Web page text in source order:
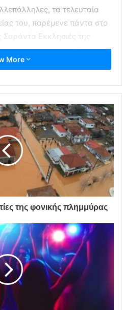
τα τελευταία
του, παρέμενε πάντα στο
Σαράντα Εκκλησιές της
από …ποιητές.Ο
κάδρα στον τοίχο πάνω
1931. Χρόνια μετά, η
ηλιοστάσιο- πρώτη μέρα
ως… «παγκόσμια μέρα
γιατί μου δίνουν
ότι δεν έχω πια να κάνω
στις αναμνήσεις…»,
για το εάν θα σπουδάσει
και είχε αναφέρει πως
στη Σχολή Καλών
γίνει φιλόλογος και
του Αριστοτελείου
(αποφοίτησε στα 1954)
More
της φονικής πλημμύρας